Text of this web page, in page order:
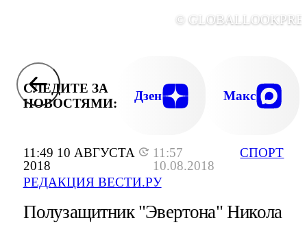
11:49 10 АВГУСТА
2018
11:57
10.08.2018
РЕДАКЦИЯ ВЕСТИ.РУ
СПОРТ
©
СЛЕДИТЕ ЗА
НОВОСТЯМИ:
Дзен Макс
Полузащитник "Эвертона" Никола